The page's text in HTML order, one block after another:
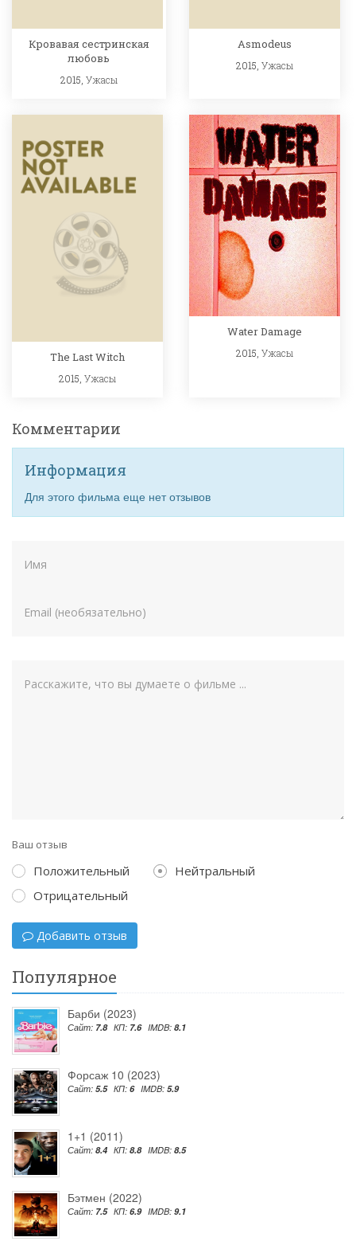
Кровавая сестринская
любовь
2015, Ужасы
Asmodeus
2015,Ужасы
The Last Witch
2015, Ужасы
Water Damage
2015,Ужасы
Комментарии
Информация
Для этого фильма еще нет отзывов
Ваш отзыв
Положительный
Нейтральный
Отрицательный
Добавить отзыв
Популярное
Барби (2023)
Сайт: 7.8 КП: 7.6 IMDB: 8.1
Форсаж 10 (2023)
Сайт: 5.5 КП: 6 IMDB: 5.9
1+1 (2011)
Сайт: 8.4 КП: 8.8 IMDB: 8.5
Бэтмен (2022)
Сайт: 7.5 КП: 6.9 IMDB: 9.1